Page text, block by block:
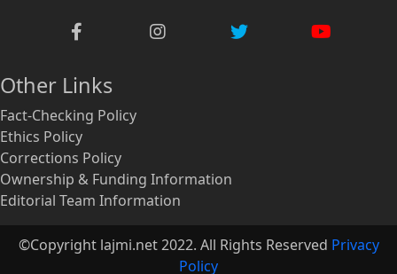
Other Links
Fact-Checking Policy
Ethics Policy
Corrections Policy
Ownership & Funding Information
Editorial Team Information
©Copyright lajmi.net 2022. All Rights Reserved Privacy
Policy